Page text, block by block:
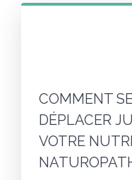
COMMENT
DÉPLACER
VOTRE